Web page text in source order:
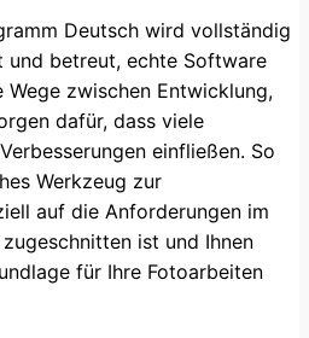
Deutsch wird vollständig
und betreut, echte Software
Wege zwischen Entwicklung,
dafür, dass viele
einfließen. So
Werkzeug zur
auf die Anforderungen im
ist und Ihnen
für Ihre Fotoarbeiten